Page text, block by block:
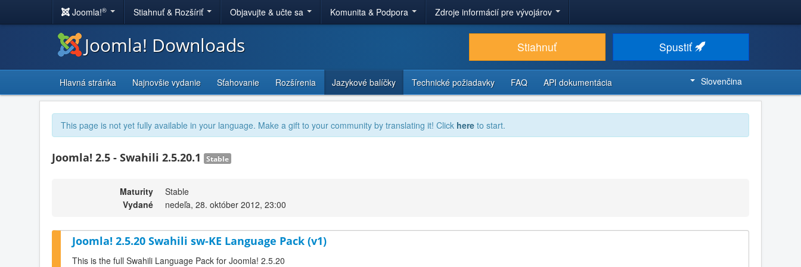
Joomla!® Stiahnuť & Rozšíriť Objavujte & učte sa Komunita & Podpora Zdroje informácií pre vývojárov
Joomla! Downloads Stiahnuť Spustiť
Hlavná stránka Najnovšie vydanie Sťahovanie Rozšírenia Jazykové balíčky Technické požiadavky FAQ API dokumentácia Slovenčina
This page is not yet fully available in your language. Make a gift to your community by translating it! Click here to start.
Joomla! 2.5 - Swahili 2.5.20.1 Stable
Maturity
Stable
Vydané
nedeľa, 28. október 2012, 23:00
Joomla! 2.5.20 Swahili sw-KE Language Pack (v1)
This is the full Swahili Language Pack for Joomla! 2.5.20